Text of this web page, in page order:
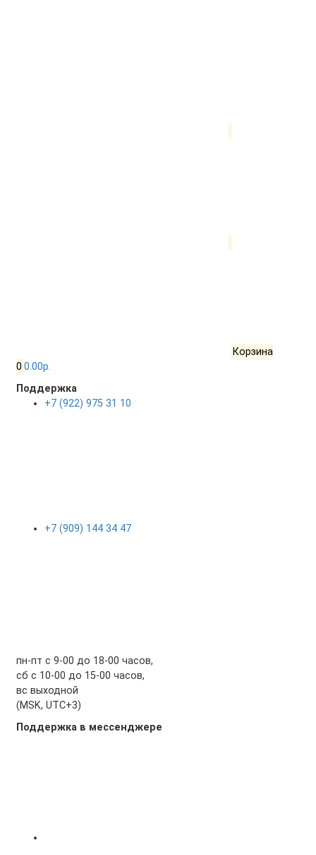
Корзина
0 0.00р.
Поддержка
+7 (922) 975 31 10
+7 (909) 144 34 47
пн-пт с 9-00 до 18-00 часов,
сб с 10-00 до 15-00 часов,
вс выходной
(MSK, UTC+3)
Поддержка в мессенджере